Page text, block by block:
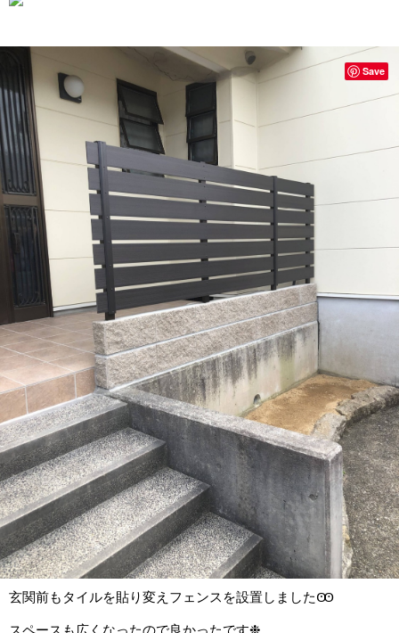
玄関前もタイルを貼り変えフェンスを設置しましたꙬ
スペースも広くなったので良かったです❉
Save